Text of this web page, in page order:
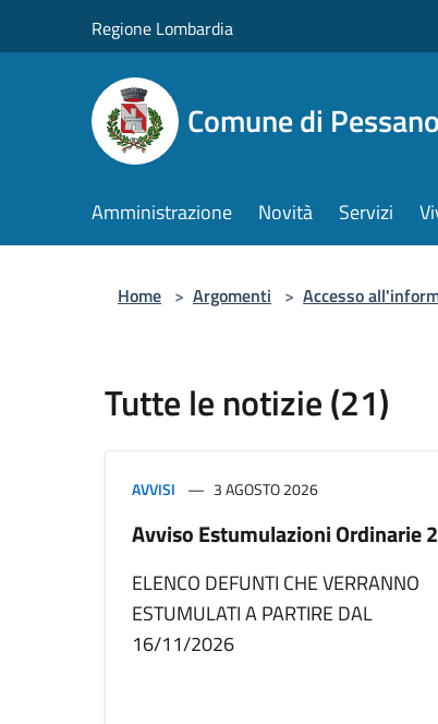
Regione Lombardia
Comune di
Amministrazione Novità Servizi
Home > Argomenti > Accesso
Tutte le notizie (21)
AVVISI 3 AGOSTO 2026
Avviso Estumulazioni Ordinarie
ELENCO DEFUNTI CHE VERRANNO
ESTUMULATI A PARTIRE DAL
16/11/2026